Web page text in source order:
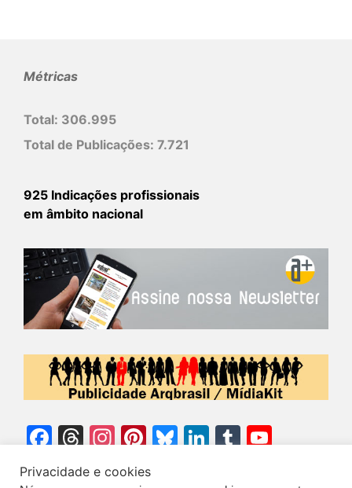
Métricas
Total: 306.995
Total de Publicações: 7.721
925 Indicações profissionais
em âmbito nacional
Facebook
Threads
Instagram
Pinterest
Bluesky
LinkedIn
Tumblr
Privacidade e cookies